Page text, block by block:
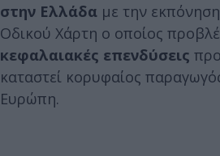
στην Ελλάδα με την
Οδικού Χάρτη ο οποίος
κεφαλαιακές επενδύσεις
καταστεί κορυφαίος
Ευρώπη.